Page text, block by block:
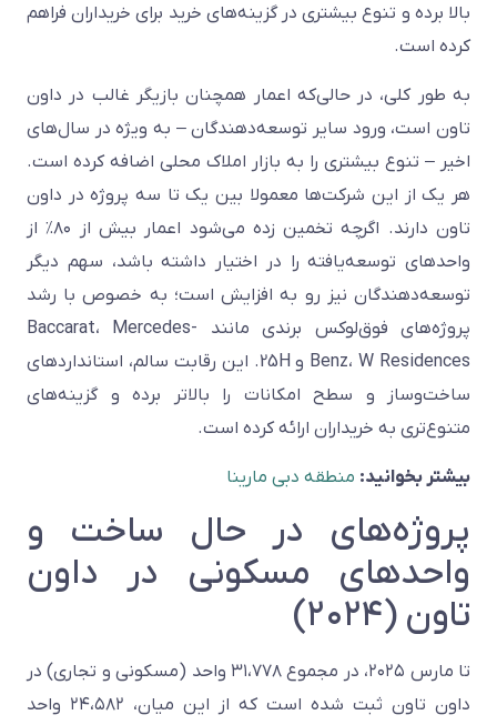
بالا برده و تنوع بیشتری در گزینه‌های خرید برای خریداران فراهم
کرده است.
به طور کلی، در حالی‌که اعمار همچنان بازیگر غالب در داون
تاون است، ورود سایر توسعه‌دهندگان – به ویژه در سال‌های
اخیر – تنوع بیشتری را به بازار املاک محلی اضافه کرده است.
هر یک از این شرکت‌ها معمولا بین یک تا سه پروژه در داون
تاون دارند. اگرچه تخمین زده می‌شود اعمار بیش از ۸۰٪ از
واحدهای توسعه‌یافته را در اختیار داشته باشد، سهم دیگر
توسعه‌دهندگان نیز رو به افزایش است؛ به خصوص با رشد
پروژه‌های فوق‌لوکس برندی مانند Baccarat، Mercedes-
Benz، W Residences و 25H. این رقابت سالم، استانداردهای
ساخت‌وساز و سطح امکانات را بالاتر برده و گزینه‌های
متنوع‌تری به خریداران ارائه کرده است.
بیشتر بخوانید: منطقه دبی مارینا
پروژه‌های در حال ساخت و
واحدهای مسکونی در داون
تاون (۲۰۲۴)
تا مارس ۲۰۲۵، در مجموع ۳۱،۷۷۸ واحد (مسکونی و تجاری) در
داون تاون ثبت شده است که از این میان، ۲۴،۵۸۲ واحد